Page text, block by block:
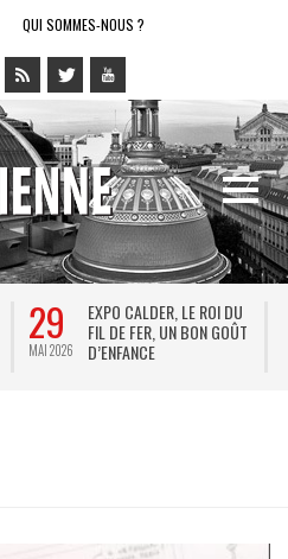
QUI SOMMES-NOUS ?
29
MAI 2026
EXPO CALDER, LE ROI DU
FIL DE FER, UN BON GOÛT
D’ENFANCE